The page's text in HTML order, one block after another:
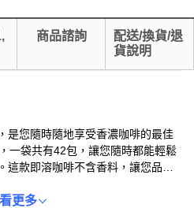
商品諮詢
配送/換貨/退
貨說明
是您隨時隨地享受香濃咖啡的最佳
一袋共有42包，讓您隨時都能輕鬆
款即溶咖啡不含香料，讓您品嚐
能隨時享受一杯暖心的咖啡。雀巢
更多